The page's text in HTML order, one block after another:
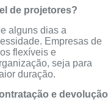
de projetores?
alguns dias a
Empresas de
flexíveis e
seja para
duração.
e devolução